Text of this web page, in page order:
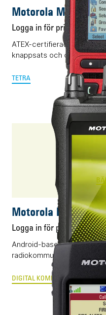
Motorola
Logga in för pris
ATEX-certifierad TETRA-
knappsats och dubbla
TETRA
Motorola ION
Logga in för pris
Android-baserad
radiokommunikation med
DIGITAL KOMRADIOPTT-OVER-